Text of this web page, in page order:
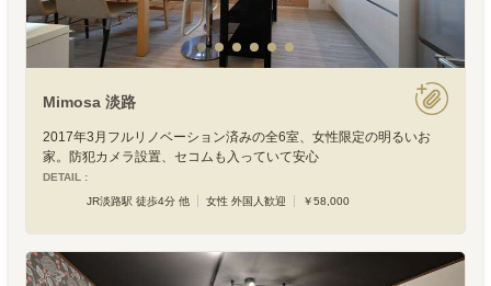
Mimosa 淡路
2017年3月フルリノベーション済みの全6室、女性限定の明るいお
家。防犯カメラ設置、セコムも入っていて安心
DETAIL :
JR淡路駅 徒歩4分 他
女性 外国人歓迎 ￥58,000